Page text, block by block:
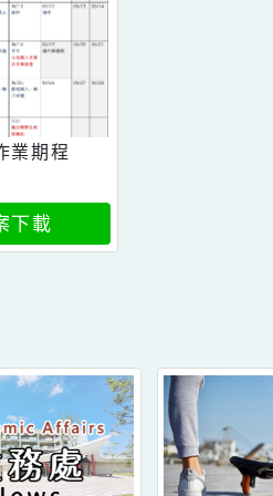
轉學作業期程
檔案下載